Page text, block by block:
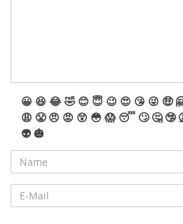
😀 😆 😂🤣 😊 😇 😉 😍 😘 😜 🤑
😩 😤 😠 😡 😲 😳 😱 😴 🙄 🤔 🤥
👽 🎃